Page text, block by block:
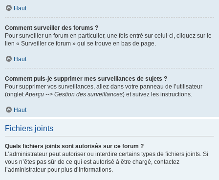
Haut
Comment surveiller des forums ?
Pour surveiller un forum en particulier, une fois entré sur celui-ci, cliquez sur le
lien « Surveiller ce forum » qui se trouve en bas de page.
Haut
Comment puis-je supprimer mes surveillances de sujets ?
Pour supprimer vos surveillances, allez dans votre panneau de l’utilisateur
(ongletAperçu --> Gestion des surveillances) et suivez les instructions.
Haut
Fichiers joints
Quels fichiers joints sont autorisés sur ce forum ?
L’administrateur peut autoriser ou interdire certains types de fichiers joints. Si
vous n’êtes pas sûr de ce qui est autorisé à être chargé, contactez
l’administrateur pour plus d’informations.